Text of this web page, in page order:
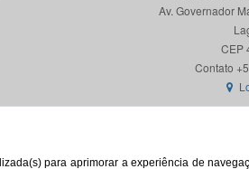
para aprimorar a experiência de
Av. Governador
CEP